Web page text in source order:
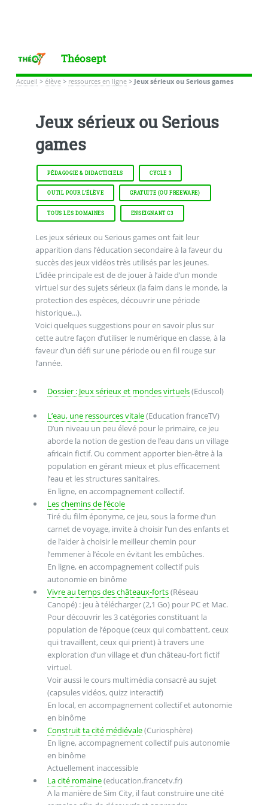
Théosept
Accueil > élève> ressources en ligne> Jeux sérieux ou Serious games
Jeux sérieux ou Serious
games
PÉDAGOGIE & DIDACTICIELS CYCLE 3
OUTIL POUR L’ÉLÈVE GRATUITE (OU FREEWARE)
TOUS LES DOMAINES ENSEIGNANT C3
Les jeux sérieux ou Serious games ont fait leur
apparition dans l’éducation secondaire à la faveur du
succès des jeux vidéos très utilisés par les jeunes.
L’idée principale est de de jouer à l’aide d’un monde
virtuel sur des sujets sérieux (la faim dans le monde, la
protection des espèces, découvrir une période
historique...).
Voici quelques suggestions pour en savoir plus sur
cette autre façon d’utiliser le numérique en classe, à la
faveur d’un défi sur une période ou en fil rouge sur
l’année.
Dossier : Jeux sérieux et mondes virtuels(Eduscol)
L’eau, une ressources vitale(Education franceTV)
D’un niveau un peu élevé pour le primaire, ce jeu
aborde la notion de gestion de l’eau dans un village
africain fictif. Ou comment apporter bien-être à la
population en gérant mieux et plus efficacement
l’eau et les structures sanitaires.
En ligne, en accompagnement collectif.
Les chemins de l’école
Tiré du film éponyme, ce jeu, sous la forme d’un
carnet de voyage, invite à choisir l’un des enfants et
de l’aider à choisir le meilleur chemin pour
l’emmener à l’école en évitant les embûches.
En ligne, en accompagnement collectif puis
autonomie en binôme
Vivre au temps des châteaux-forts(Réseau
Canopé) : jeu à télécharger (2,1 Go) pour PC et Mac.
Pour découvrir les 3 catégories constituant la
population de l’époque (ceux qui combattent, ceux
qui travaillent, ceux qui prient) à travers une
exploration d’un village et d’un château-fort fictif
virtuel.
Voir aussi le cours multimédia consacré au sujet
(capsules vidéos, quizz interactif)
En local, en accompagnement collectif et autonomie
en binôme
Construit ta cité médiévale(Curiosphère)
En ligne, accompagnement collectif puis autonomie
en binôme
Actuellement inaccessible
La cité romaine(education.francetv.fr)
A la manière de Sim City, il faut construire une cité